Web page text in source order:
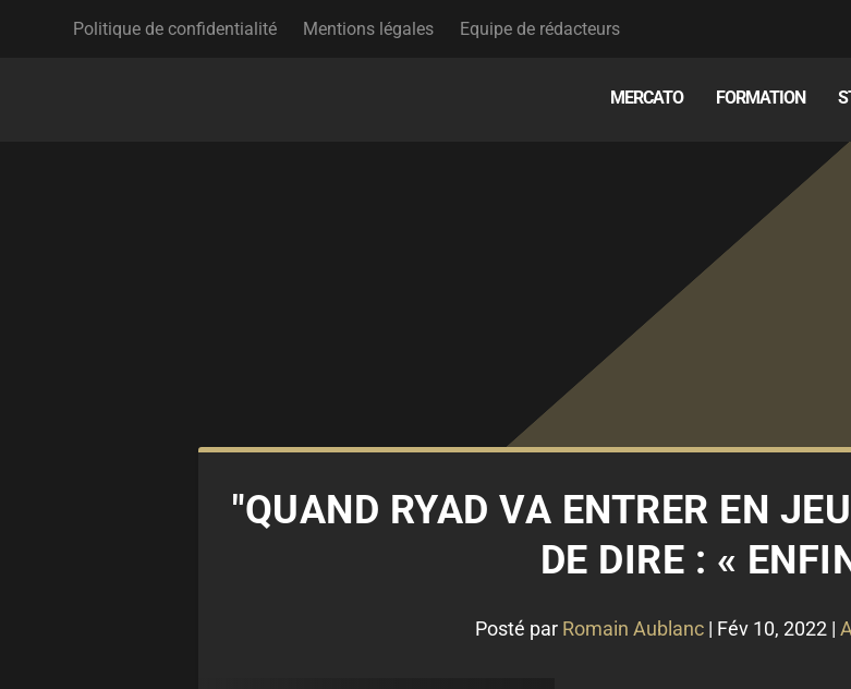
Politique de confidentialité Mentions légales Equipe de rédacteurs
MERCATO FORMATION
"QUAND RYAD VA ENTRER EN
DE DIRE : «
Posté par Romain Aublanc | Fév 10, 2022 |